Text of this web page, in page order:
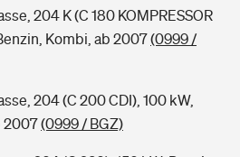
204 K (C 180 KOMPRESSOR
Kombi, ab 2007(0999 /
204 (C 200 CDI), 100 kW,
2007(0999 / BGZ)